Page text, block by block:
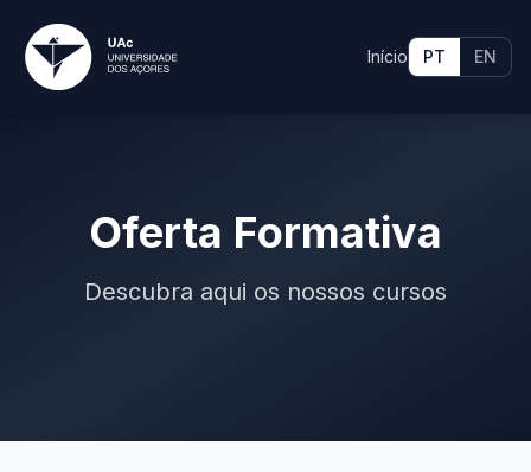
Início PT EN
Oferta Formativa
Descubra aqui os nossos cursos